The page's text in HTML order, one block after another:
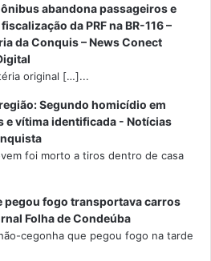
abandona passageiros e
da PRF na BR-116 –
da Conquis – News Conect
original […]...
Segundo homicídio em
e vítima identificada - Notícias
foi morto a tiros dentro de casa
pegou fogo transportava carros
Folha de Condeúba
cegonha que pegou fogo na tarde